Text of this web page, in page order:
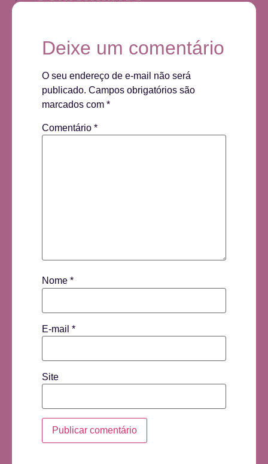
Deixe um comentário
O seu endereço de e-mail não será
publicado. Campos obrigatórios são
marcados com *
Comentário *
Nome *
E-mail *
Site